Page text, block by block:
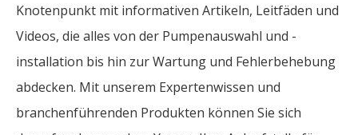
Knotenpunkt mit informativen Artikeln, Leitfäden und
Videos, die alles von der Pumpenauswahl und -
installation bis hin zur Wartung und Fehlerbehebung
abdecken. Mit unserem Expertenwissen und
branchenführenden Produkten können Sie sich